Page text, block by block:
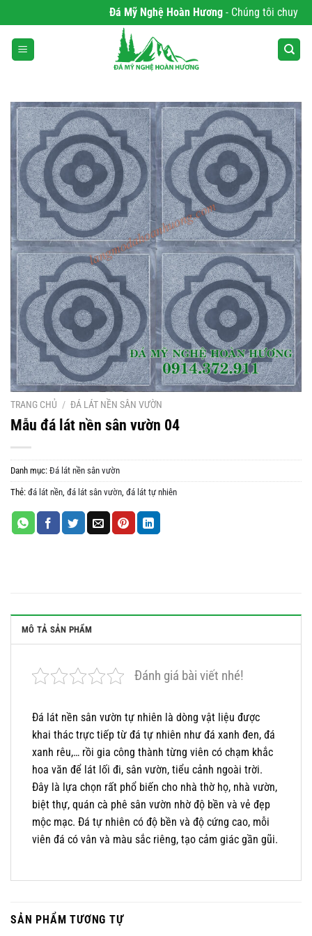
qua
nội
dung
Đá Mỹ Nghệ Hoàn Hương- Chúng tôi chuyên
TRANG CHỦ / ĐÁ LÁT NỀN SÂN VƯỜN
Mẫu đá lát nền sân vườn 04
Danh mục: Đá lát nền sân vườn
Thẻ: đá lát nền đá lát sân vườn đá lát tự nhiên
MÔ TẢ SẢN PHẨM
Đánh giá bài viết nhé!
Đá lát nền sân vườn tự nhiên là dòng vật liệu được
khai thác trực tiếp từ đá tự nhiên như đá xanh đen, đá
xanh rêu,… rồi gia công thành từng viên có chạm khắc
hoa văn để lát lối đi, sân vườn, tiểu cảnh ngoài trời.
Đây là lựa chọn rất phổ biến cho nhà thờ họ, nhà vườn,
biệt thự, quán cà phê sân vườn nhờ độ bền và vẻ đẹp
mộc mạc. Đá tự nhiên có độ bền và độ cứng cao, mỗi
viên đá có vân và màu sắc riêng, tạo cảm giác gần gũi.
SẢN PHẨM TƯƠNG TỰ